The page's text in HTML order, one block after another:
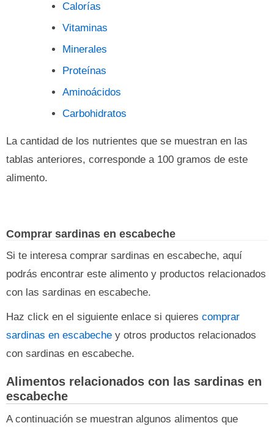
Calorías
Vitaminas
Minerales
Proteínas
Aminoácidos
Carbohidratos
La cantidad de los nutrientes que se muestran en las
tablas anteriores, corresponde a 100 gramos de este
alimento.
Comprar sardinas en escabeche
Si te interesa comprar sardinas en escabeche, aquí
podrás encontrar este alimento y productos relacionados
con las sardinas en escabeche.
Haz click en el siguiente enlace si quieres comprar
sardinas en escabeche y otros productos relacionados
con sardinas en escabeche.
Alimentos relacionados con las sardinas en
escabeche
A continuación se muestran algunos alimentos que